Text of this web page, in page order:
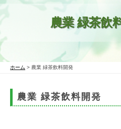
へ
ス
ッ
プ
理
佐
農業 緑茶飲
ホーム > 農業 緑茶飲料開発
農業 緑茶飲料開発